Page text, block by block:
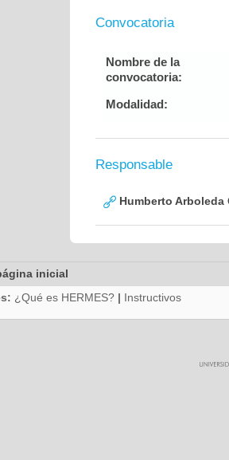
Convocatoria
Nombre de la
convocatoria:
Modalidad:
Responsable
Humberto Arboleda
inicial
¿Qué es HERMES? | Instructivos